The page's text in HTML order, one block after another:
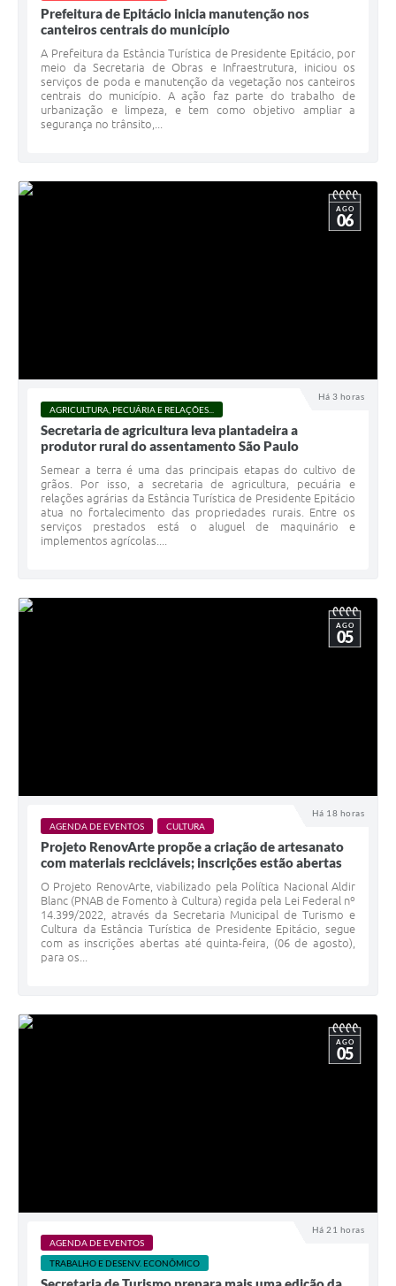
Prefeitura de Epitácio inicia manutenção nos
canteiros centrais do município
A Prefeitura da Estância Turística de Presidente Epitácio, por
meio da Secretaria de Obras e Infraestrutura, iniciou os
serviços de poda e manutenção da vegetação nos canteiros
centrais do município. A ação faz parte do trabalho de
urbanização e limpeza, e tem como objetivo ampliar a
segurança no trânsito,...
Há 3 horas
AGO
06
AGRICULTURA, PECUÁRIA E RELAÇÕES...
Secretaria de agricultura leva plantadeira a
produtor rural do assentamento São Paulo
Semear a terra é uma das principais etapas do cultivo de
grãos. Por isso, a secretaria de agricultura, pecuária e
relações agrárias da Estância Turística de Presidente Epitácio
atua no fortalecimento das propriedades rurais. Entre os
serviços prestados está o aluguel de maquinário e
implementos agrícolas....
Há 18 horas
AGO
05
AGENDA DE EVENTOS CULTURA
Projeto RenovArte propõe a criação de artesanato
com materiais recicláveis; inscrições estão abertas
O Projeto RenovArte, viabilizado pela Política Nacional Aldir
Blanc (PNAB de Fomento à Cultura) regida pela Lei Federal nº
14.399/2022, através da Secretaria Municipal de Turismo e
Cultura da Estância Turística de Presidente Epitácio, segue
com as inscrições abertas até quinta-feira, (06 de agosto),
para os...
Há 21 horas
AGO
05
AGENDA DE EVENTOS
TRABALHO E DESENV. ECONÔMICO